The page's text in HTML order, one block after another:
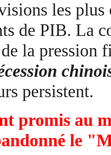
les
de PIB. La
la pression
persistent.
promis au
le